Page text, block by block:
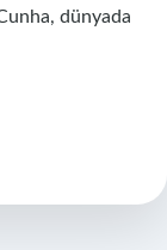
dünyada